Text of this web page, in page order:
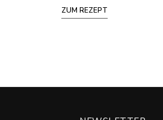
ZUM REZEPT